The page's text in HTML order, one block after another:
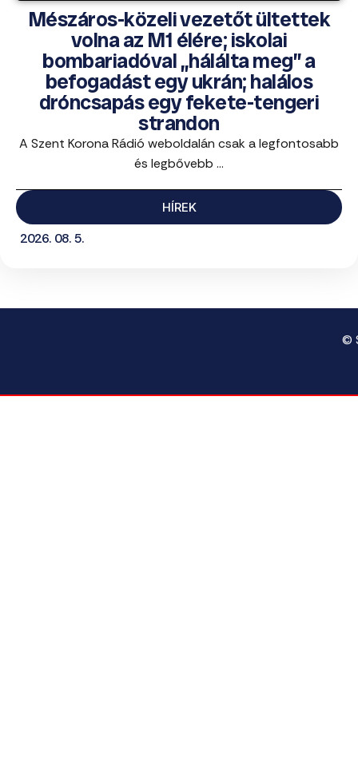
Mészáros-közeli vezetőt ültettek
volna az M1 élére; iskolai
bombariadóval „hálálta meg” a
befogadást egy ukrán; halálos
dróncsapás egy fekete-tengeri
strandon
A Szent Korona Rádió weboldalán csak a legfontosabb
és legbővebb ...
HÍREK
2026. 08. 5.
©